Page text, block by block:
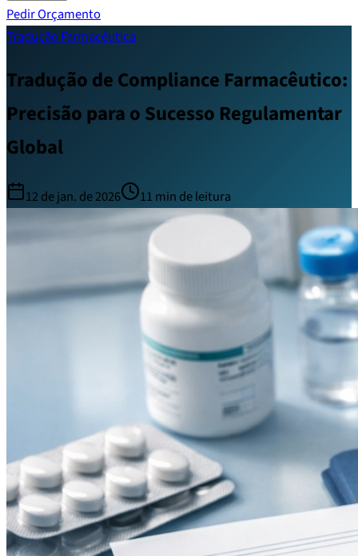
Pedir Orçamento
Tradução Farmacêutica
Tradução de Compliance Farmacêutico:
Precisão para o Sucesso Regulamentar
Global
12 de jan. de 2026 11 min de leitura